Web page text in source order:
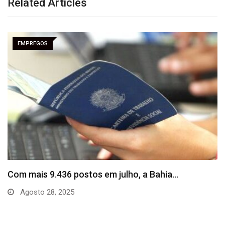
Related Articles
EMPREGOS